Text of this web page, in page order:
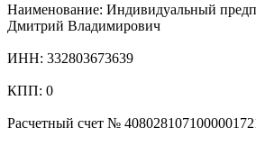
Наименование: Индивидуальный
Дмитрий Владимирович
ИНН: 332803673639
КПП: 0
Расчетный счет №